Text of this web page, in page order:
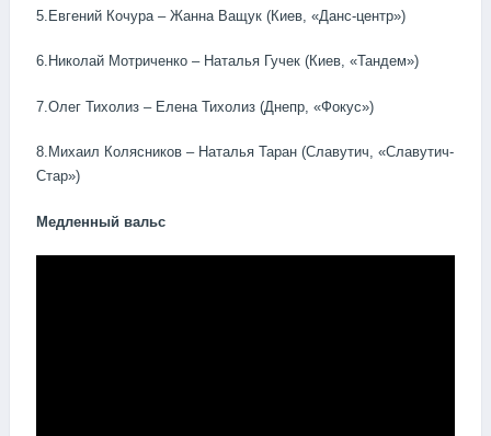
5.Евгений Кочура – Жанна Ващук (Киев, «Данс-центр»)
6.Николай Мотриченко – Наталья Гучек (Киев, «Тандем»)
7.Олег Тихолиз – Елена Тихолиз (Днепр, «Фокус»)
8.Михаил Колясников – Наталья Таран (Славутич, «Славутич-
Стар»)
Медленный вальс